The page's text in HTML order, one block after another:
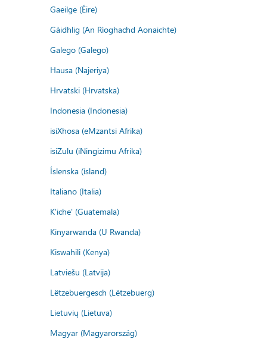
Gaeilge (Éire)
Gàidhlig (An Rìoghachd Aonaichte)
Galego (Galego)
Hausa (Najeriya)
Hrvatski (Hrvatska)
Indonesia (Indonesia)
isiXhosa (eMzantsi Afrika)
isiZulu (iNingizimu Afrika)
Íslenska (ísland)
Italiano (Italia)
K'iche' (Guatemala)
Kinyarwanda (U Rwanda)
Kiswahili (Kenya)
Latviešu (Latvija)
Lëtzebuergesch (Lëtzebuerg)
Lietuvių (Lietuva)
Magyar (Magyarország)